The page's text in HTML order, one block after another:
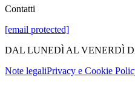
Contatti
[email protected]
DAL LUNEDÌ AL VENERDÌ
Note legaliPrivacy e Cookie